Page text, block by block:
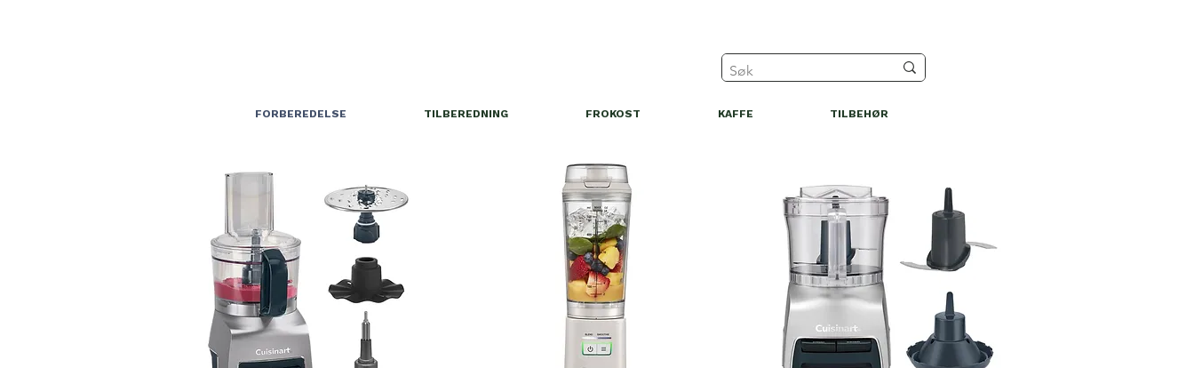
FORBEREDELSE TILBEREDNING FROKOST KAFFE TILBEHØR